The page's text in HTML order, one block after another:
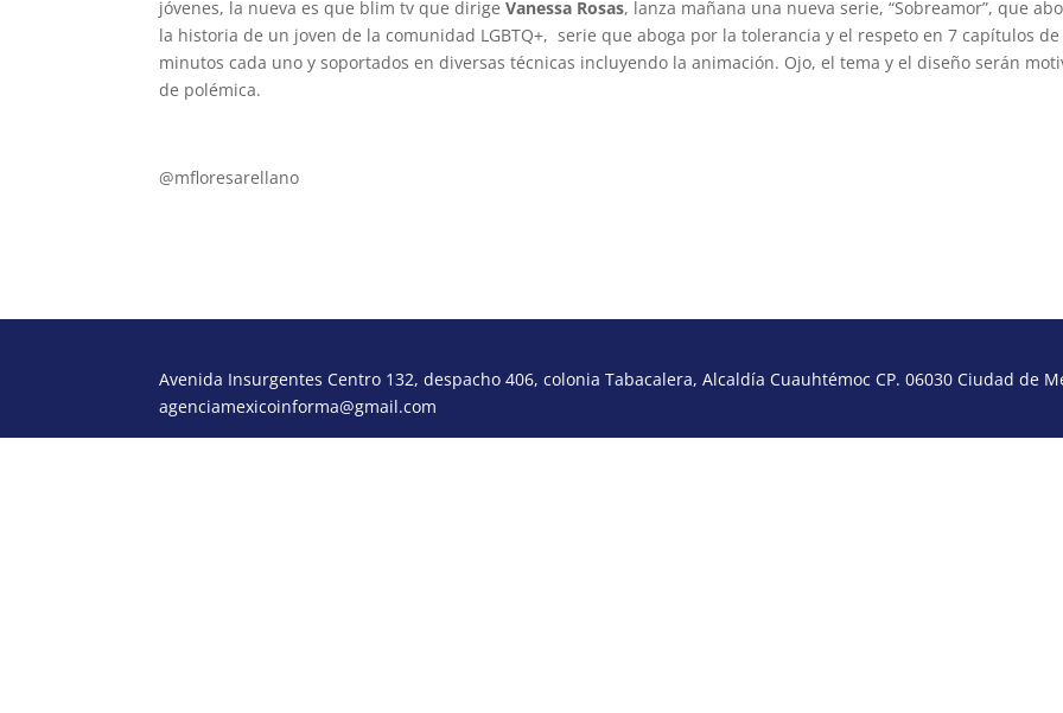
jóvenes, la nueva es que blim tv que dirigeVanessa Rosas, lanza mañana una nueva serie, “Sobreamor”, que
la historia de un joven de la comunidad LGBTQ+, serie que aboga por la tolerancia y el respeto en 7 capítulos de
minutos cada uno y soportados en diversas técnicas incluyendo la animación. Ojo, el tema y el diseño serán
de polémica.
@mfloresarellano
Avenida Insurgentes Centro 132, despacho 406, colonia Tabacalera, Alcaldía Cuauhtémoc CP. 06030 Ciudad de
agenciamexicoinforma@gmail.com